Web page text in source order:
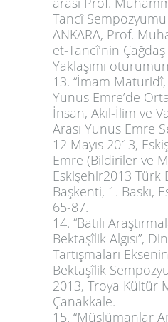
Tancî Sempozyumu
ANKARA, Prof.
et-Tancî’nin
Yaklaşımı
13. “İmam
Yunus Emre’de
İnsan, Akıl-İlim ve
Arası Yunus Emre
12 Mayıs 2013,
Emre (Bildiriler ve
Eskişehir2013 Türk
Başkenti, 1. Baskı,
65-87.
14. “Batılı
Bektaşîlik Algısı”,
Tartışmaları
Bektaşîlik
2013, Troya Kültür
Çanakkale.
15. “Müslümanlar